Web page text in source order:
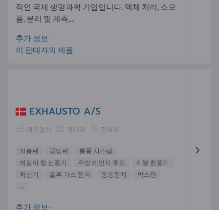
적인 국제 생명과학 기업입니다. 액체 처리, 소모
품, 분리 및 계측,...
추가 정보-
이 판매자의 제품
EXHAUSTO A/S
제조업자 덴마크 전세계
지붕팬 공업팬
통풍 시스템
벽걸이 형 선풍기
주방 레인지 후드
지붕 환풍기
확산기
플루 가스 댐퍼 통풍장치
박스팬
...
추가 정보-